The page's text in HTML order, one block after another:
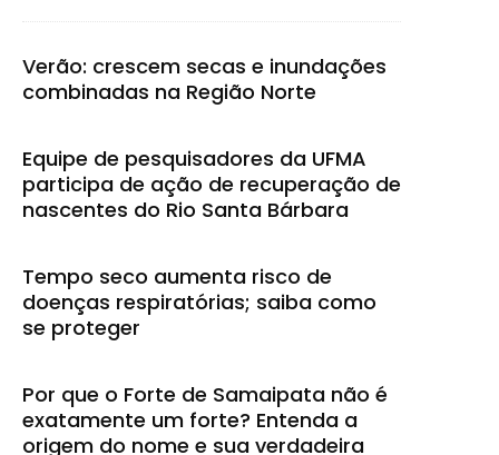
Verão: crescem secas e inundações
combinadas na Região Norte
Equipe de pesquisadores da UFMA
participa de ação de recuperação de
nascentes do Rio Santa Bárbara
Tempo seco aumenta risco de
doenças respiratórias; saiba como
se proteger
Por que o Forte de Samaipata não é
exatamente um forte? Entenda a
origem do nome e sua verdadeira